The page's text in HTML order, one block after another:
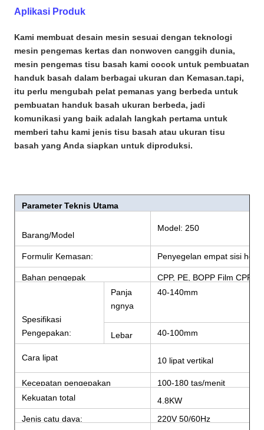
Aplikasi Produk
Kami membuat desain mesin sesuai dengan teknologi
mesin pengemas kertas dan nonwoven canggih dunia,
mesin pengemas tisu basah kami cocok untuk pembuatan
handuk basah dalam berbagai ukuran dan Kemasan.tapi,
itu perlu mengubah pelat pemanas yang berbeda untuk
pembuatan handuk basah ukuran berbeda, jadi
komunikasi yang baik adalah langkah pertama untuk
memberi tahu kami jenis tisu basah atau ukuran tisu
basah yang Anda siapkan untuk diproduksi.
Parameter Teknis Utama
Barang/Model
Model: 250
Formulir Kemasan: Penyegelan empat sisi
Bahan pengepak CPP, PE, BOPP Film CPP,
Spesifikasi
Pengepakan:
Panja
ngnya
40-140mm
Lebar 40-100mm
Cara lipat 10 lipat vertikal
Kecepatan pengepakan
100-180 tas/menit
Kekuatan total
4.8KW
Jenis catu daya:
220V 50/60Hz